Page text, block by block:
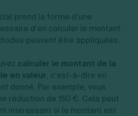
prend la forme d’une
d’en calculer le montant.
peuvent être appliquées.
calculer le montant de la
en valeur, c’est-à-dire en
donné. Par exemple, vous
réduction de 150 €. Cela peut
intéressant si le montant est